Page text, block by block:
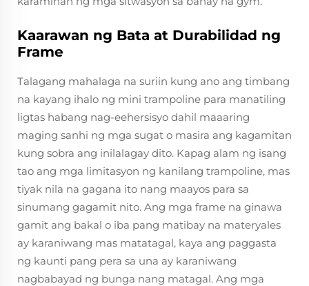
Kaarawan ng Bata at Durabilidad ng
Frame
Talagang mahalaga na suriin kung ano ang timbang
na kayang ihalo ng mini trampoline para manatiling
ligtas habang nag-eehersisyo dahil maaaring
maging sanhi ng mga sugat o masira ang kagamitan
kung sobra ang inilalagay dito. Kapag alam ng isang
tao ang mga limitasyon ng kanilang trampoline, mas
tiyak nila na gagana ito nang maayos para sa
sinumang gagamit nito. Ang mga frame na ginawa
gamit ang bakal o iba pang matibay na materyales
ay karaniwang mas matatagal, kaya ang paggasta
ng kaunti pang pera sa una ay karaniwang
nagbabayad ng bunga nang matagal. Ang mga